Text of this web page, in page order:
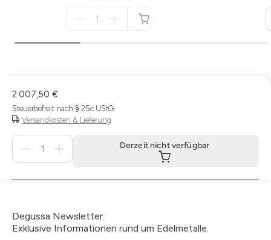
verfügbar
2.007,50 €
Steuerbefreit nach § 25c UStG
Versandkosten & Lieferung
Derzeit
verfügbar
Derzeit nicht verfügbar
Degussa Newsletter:
Exklusive Informationen rund um Edelmetalle.